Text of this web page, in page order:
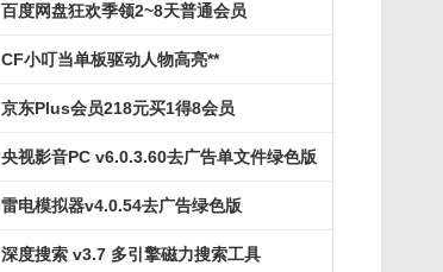
百度网盘狂欢季领2~8天普通会员
CF小叮当单板驱动人物高亮**
京东Plus会员218元买1得8会员
央视影音PC v6.0.3.60去广告单文件绿色版
雷电模拟器v4.0.54去广告绿色版
深度搜索 v3.7 多引擎磁力搜索工具